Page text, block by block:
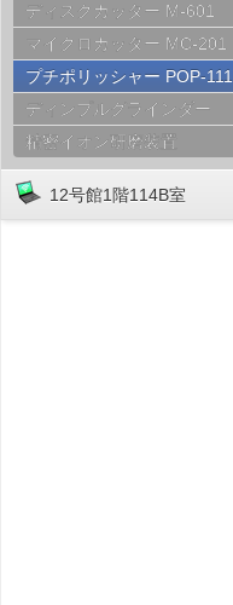
ディスクカッター M-601
マイクロカッター MC-201
プチポリッシャー POP-111
ディンプルグラインダー
精密イオン研磨装置
12号館1階114B室